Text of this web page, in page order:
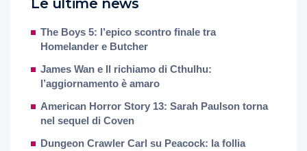
Le ultime news
The Boys 5: l’epico scontro finale tra
Homelander e Butcher
James Wan e Il richiamo di Cthulhu:
l’aggiornamento è amaro
American Horror Story 13: Sarah Paulson torna
nel sequel di Coven
Dungeon Crawler Carl su Peacock: la follia